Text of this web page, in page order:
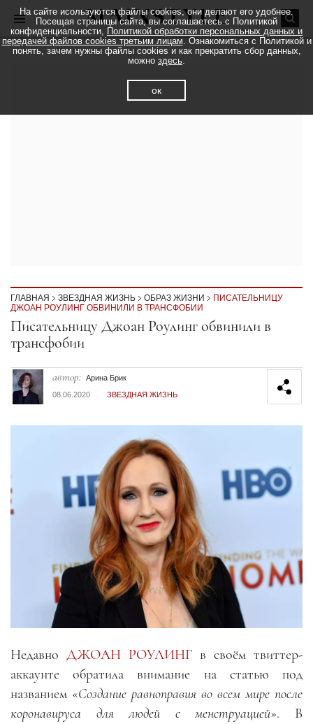
ГЛАВНАЯ ЗВЕЗДНАЯ ЖИЗНЬ ОБРАЗ ЖИЗНИ
ПИСАТЕЛЬНИЦУ
ДЖОАН РОУЛИНГ ОБВИНИЛИ В ТРАНСФОБИИ
Секция статей
Писательницу Джоан Роулинг обвинили в
трансфобии
автор: Арина Брик
08.06.2020
ЗВЕЗДНАЯ ЖИЗНЬ
Недавно ДЖОАН РОУЛИНГ в своём твиттер-
аккаунте обратила внимание на статью под
названием «Создание равноправия во всем мире после
коронавируса для людей
с менструацией». В
На сайте исользуются файлы cookies, они делают его удобнее.
Посещая страницы сайта, вы соглашаетесь с Политикой
конфиденциальности, Политикой обработки персональных данных и
передачей файлов cookies третьим лицам. Ознакомиться с Политикой и
понять, зачем нужны файлы cookies и как прекратить сбор данных,
можно здесь.
ок